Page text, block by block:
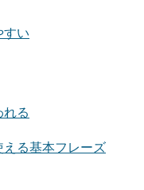
すい
る
る基本フレーズ